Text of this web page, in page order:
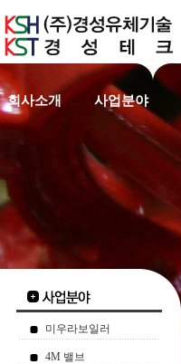
회사소개 사업분야
미우라보일러
4M 밸브